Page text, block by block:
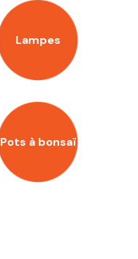
the cart.
Lampes
Pots à bonsaï